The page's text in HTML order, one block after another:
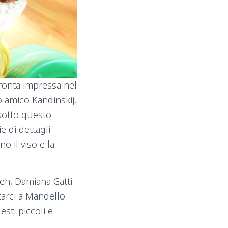
impressa nel
Kandinskij.
questo
di dettagli
il viso e la
Damiana Gatti
a Mandello
piccoli e